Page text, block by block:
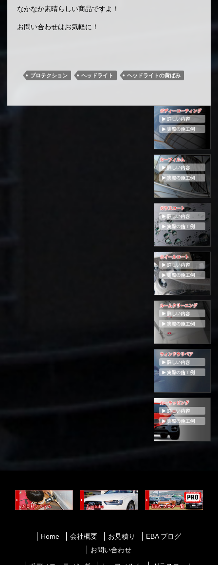
なかなか素晴らしい商品ですよ！
お問い合わせはお気軽に！
プロテクション ヘッドライト ヘッドライトの黄ばみ
Home 会社概要 お見積り
EBA ブログ
お問い合わせ